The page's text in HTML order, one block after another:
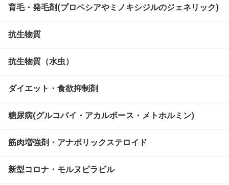
育毛・発毛剤(プロペシアやミノキシジルのジェネリック)
抗生物質
抗生物質（水虫）
ダイエット・食欲抑制剤
糖尿病(グルコバイ・アカルボース・メトホルミン)
筋肉増強剤・アナボリックステロイド
新型コロナ・モルヌピラビル